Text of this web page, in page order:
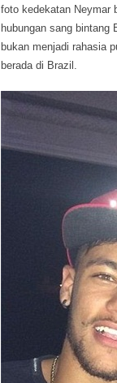
foto kedekatan Neymar
hubungan sang bintang
bukan menjadi rahasia
berada di Brazil.